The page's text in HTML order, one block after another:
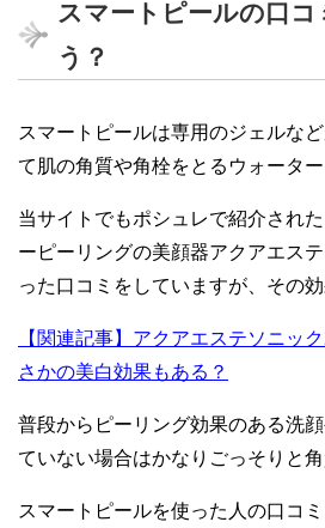
スマートピールの口
う？
スマートピールは専用のジェルな
て肌の角質や角栓をとるウォータ
当サイトでもポシュレで紹介され
ーピーリングの美顔器アクアエス
った口コミをしていますが、その
【関連記事】アクアエステソニッ
さかの美白効果もある？
普段からピーリング効果のある洗
ていない場合はかなりごっそりと
スマートピールを使った人の口コ